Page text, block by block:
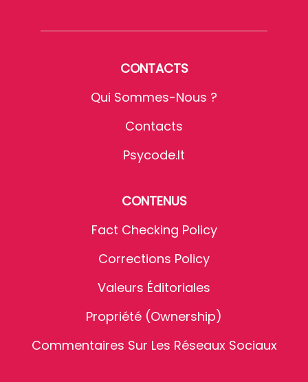
CONTACTS
Qui Sommes-Nous ?
Contacts
Psycode.it
CONTENUS
Fact Checking Policy
Corrections Policy
Valeurs Éditoriales
Propriété (Ownership)
Commentaires Sur Les Réseaux Sociaux